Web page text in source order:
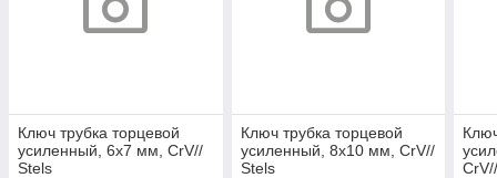
Ключ трубка торцевой
усиленный, 6х7 мм, CrV//
Stels
Ключ трубка торцевой
усиленный, 8х10 мм, CrV//
Stels